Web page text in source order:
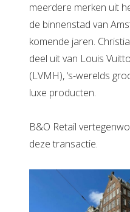
meerdere merken uit
de binnenstad van
komende jaren.
deel uit van Louis
(LVMH), ‘s-werelds
luxe producten.
B&O Retail
deze transactie.